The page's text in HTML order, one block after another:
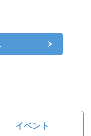
イベント